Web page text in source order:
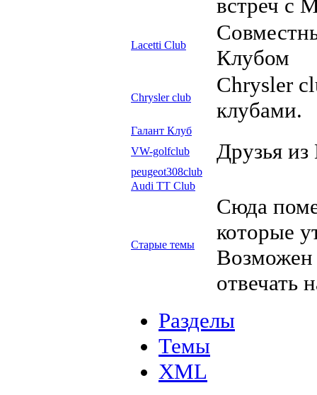
встреч с
Lacetti Club
Клубом
Сhrysler club
Сhrysler
клубами.
Галант Клуб
VW-golfclub
Друзья из
peugeot308club
Audi TT Club
Старые темы
Сюда
которые
Возможен
отвечать
Разделы
Темы
XML